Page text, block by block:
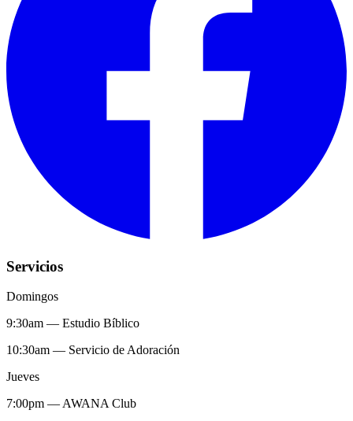
Servicios
Domingos
9:30am — Estudio Bíblico
10:30am — Servicio de Adoración
Jueves
7:00pm — AWANA Club